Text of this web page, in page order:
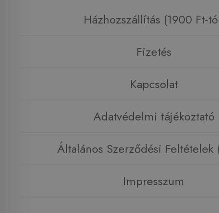
Házhozszállítás (1900 Ft-
Fizetés
Kapcsolat
Adatvédelmi tájékoztató
Általános Szerződési Feltételek
Impresszum